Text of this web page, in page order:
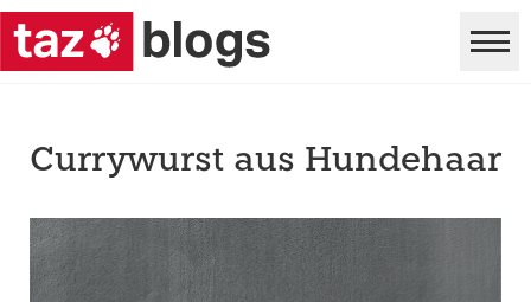
Currywurst aus Hundehaar